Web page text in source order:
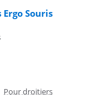
Souris
Pour droitiers